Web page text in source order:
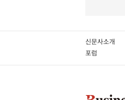
신문사소개
포럼